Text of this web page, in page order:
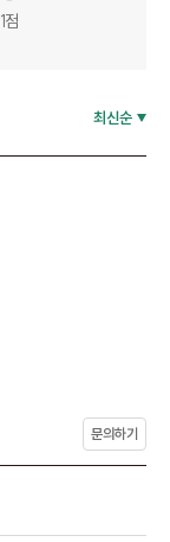
1점
최신순
문의하기